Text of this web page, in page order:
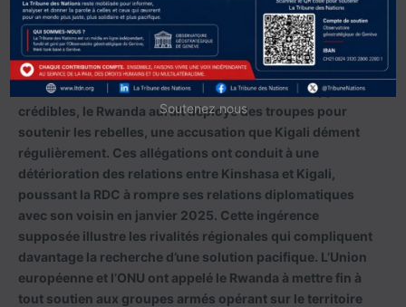
faisons face à un défi colossal pour assurer la sécurité
des civils dans d’autres zones. »
Les soupçons d’un soutien militaire rwandais au M23
continuent d’alimenter les tensions. Selon des rapports
crédibles, le Rwanda aurait déployé des troupes pour
soutenir les rebelles, une accusation que Kigali dément
régulièrement. Ces allégations ont conduit à une
détérioration des relations entre Kinshasa et Kigali,
poussant la RDC à rompre ses relations diplomatiques
avec son voisin en janvier 2025. Cette ingérence
supposée illustre les rivalités régionales qui compliquent
davantage la recherche d’une solution pacifique. L’Union
européenne et l’ONU ont appelé le Rwanda à mettre fin à
tout soutien aux groupes armés opérant sur le territoire
Soutenez nous